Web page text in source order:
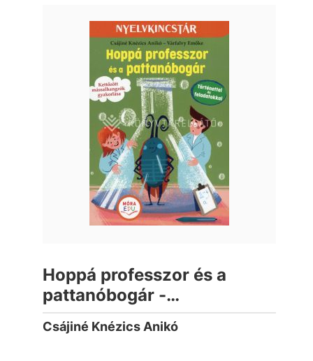
Hoppá professzor és a
pattanóbogár -
Nyelvkincstár sorozat
Csájiné Knézics Anikó